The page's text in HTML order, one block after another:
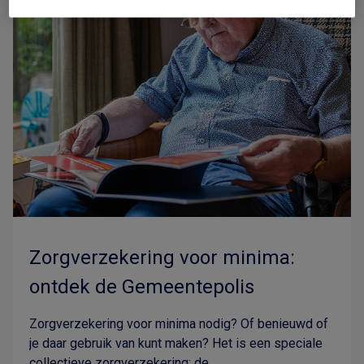
Zorgverzekering voor minima:
ontdek de Gemeentepolis
Zorgverzekering voor minima nodig? Of benieuwd of
je daar gebruik van kunt maken? Het is een speciale